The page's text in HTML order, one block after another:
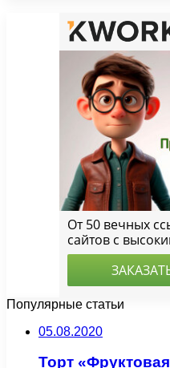
Популярные статьи
05.08.2020
Торт